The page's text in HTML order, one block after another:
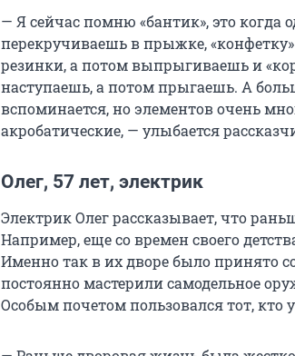
— Я сейчас помню «бантик», это когда
перекручиваешь в прыжке,
резинки, а потом выпрыгиваешь и
наступаешь, а потом прыгаешь. А
вспоминается, но элементов очень
акробатические, — улыбается
Олег, 57 лет, электрик
Электрик Олег рассказывает, что
Например, еще со времен своего
Именно так в их дворе было принято
постоянно мастерили самодельное
Особым почетом пользовался тот, кто